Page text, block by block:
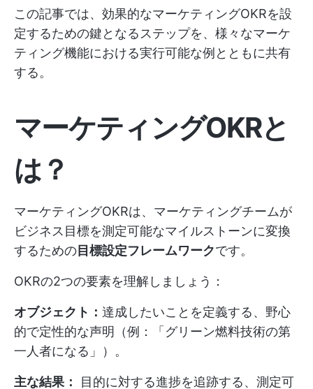
この記事では、効果的なマーケティングOKRを設
定するための鍵となるステップを、様々なマーケ
ティング機能における実行可能な例とともに共有
する。
マーケティングOKRと
は？
マーケティングOKRは、マーケティングチームが
ビジネス目標を測定可能なマイルストーンに変換
するための目標設定フレームワークです。
OKRの2つの要素を理解しましょう：
オブジェクト： 達成したいことを定義する、野心
的で定性的な声明（例：「グリーン燃料技術の第
一人者になる」）。
主な結果：
目的に対する進捗を追跡する、測定可